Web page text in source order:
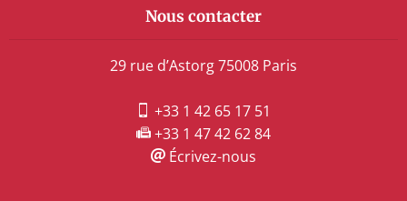
Nous contacter
29 rue d’Astorg 75008 Paris
+33 1 42 65 17 51
+33 1 47 42 62 84
Écrivez-nous